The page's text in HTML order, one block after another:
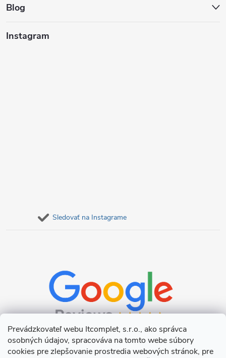
Prevádzkovateľ webu Itcomplet, s.r.o., ako správca
osobných údajov, spracováva na tomto webe súbory
cookies pre zlepšovanie prostredia webových stránok, pre
Blog
Instagram
Sledovať na Instagrame